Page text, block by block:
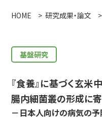
HOME > 研究成果・論文 >
基盤研究
『食養』に基づく玄
腸内細菌叢の形成に
－日本人向けの病気の予
研
100万人の腸
研